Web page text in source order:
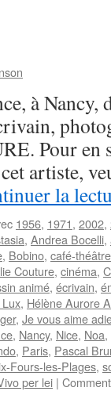
à Nancy,
Pour en
artiste,
la
1956, 1971, 2002,
, Andrea Bocelli,
, Bobino, café-théâtre
Couture, cinéma,
animé, écrivain,
, Hélène Aurore
, Je vous aime
, Nancy, Nice, Noa,
, Paris, Pascal
Fours-les-Plages,
per lei |